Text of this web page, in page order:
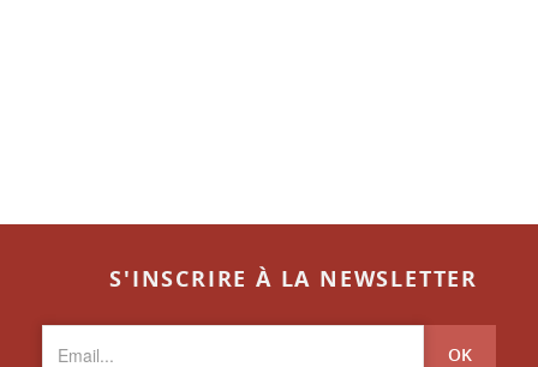
S'INSCRIRE À LA NEWSLETTER
OK